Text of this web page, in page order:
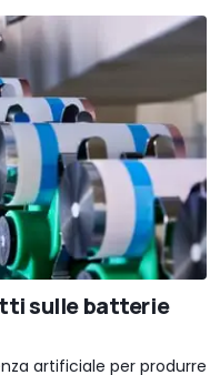
sulle batterie
artificiale per produrre